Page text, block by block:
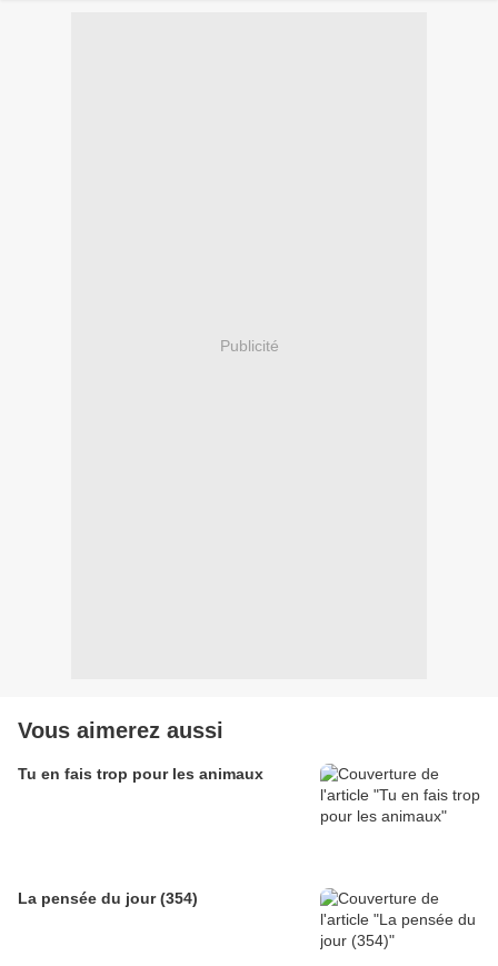
Publicité
Vous aimerez aussi
Tu en fais trop pour les animaux
La pensée du jour (354)